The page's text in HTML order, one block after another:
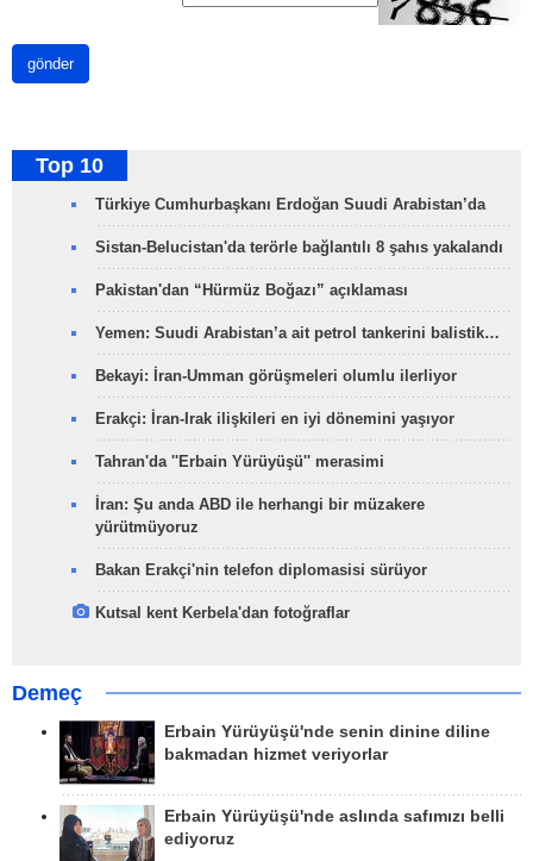
gönder
Top 10
Türkiye Cumhurbaşkanı Erdoğan Suudi Arabistan’da
Sistan-Belucistan'da terörle bağlantılı 8 şahıs yakalandı
Pakistan'dan “Hürmüz Boğazı” açıklaması
Yemen: Suudi Arabistan’a ait petrol tankerini balistik…
Bekayi: İran-Umman görüşmeleri olumlu ilerliyor
Erakçi: İran-Irak ilişkileri en iyi dönemini yaşıyor
Tahran'da ''Erbain Yürüyüşü'' merasimi
İran: Şu anda ABD ile herhangi bir müzakere
yürütmüyoruz
Bakan Erakçi'nin telefon diplomasisi sürüyor
Kutsal kent Kerbela'dan fotoğraflar
Demeç
Erbain Yürüyüşü'nde senin dinine diline
bakmadan hizmet veriyorlar
Erbain Yürüyüşü'nde aslında safımızı belli
ediyoruz